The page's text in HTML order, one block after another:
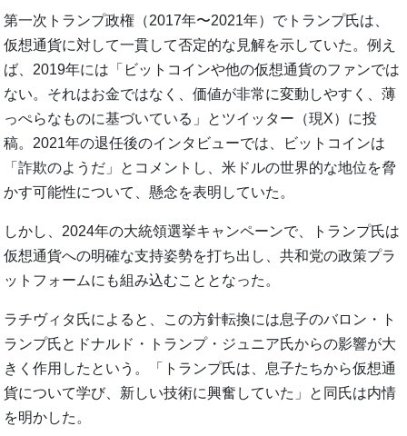
第一次トランプ政権（2017年〜2021年）でトランプ氏は、
仮想通貨に対して一貫して否定的な見解を示していた。例え
ば、2019年には「ビットコインや他の仮想通貨のファンでは
ない。それはお金ではなく、価値が非常に変動しやすく、薄
っぺらなものに基づいている」とツイッター（現X）に投
稿。2021年の退任後のインタビューでは、ビットコインは
「詐欺のようだ」とコメントし、米ドルの世界的な地位を脅
かす可能性について、懸念を表明していた。
しかし、2024年の大統領選挙キャンペーンで、トランプ氏は
仮想通貨への明確な支持姿勢を打ち出し、共和党の政策プラ
ットフォームにも組み込むこととなった。
ラチヴィタ氏によると、この方針転換には息子のバロン・ト
ランプ氏とドナルド・トランプ・ジュニア氏からの影響が大
きく作用したという。「トランプ氏は、息子たちから仮想通
貨について学び、新しい技術に興奮していた」と同氏は内情
を明かした。